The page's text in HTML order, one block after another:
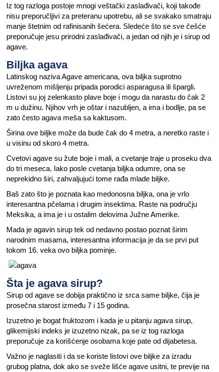
Iz tog razloga postoje mnogi veštački zaslađivači, koji takođe
nisu preporučljivi za preteranu upotrebu, ali se svakako smatraju
manje štetnim od rafinisanih šećera. Sledeće što se sve češće
preporučuje jesu prirodni zaslađivači, a jedan od njih je i sirup od
agave.
Biljka agava
Latinskog naziva Agave americana, ova biljka suprotno
uvreženom mišljenju pripada porodici asparagusa ili špargli.
Listovi su joj zelenkasto plave boje i mogu da narastu do čak 2
m u dužinu. Njihov vrh je oštar i nazubljen, a ima i bodlje, pa se
zato često agava meša sa kaktusom.
Širina ove biljke može da bude čak do 4 metra, a neretko raste i
u visinu od skoro 4 metra.
Cvetovi agave su žute boje i mali, a cvetanje traje u proseku dva
do tri meseca. Iako posle cvetanja biljka odumre, ona se
neprekidno širi, zahvaljujući tome rađa mlade biljke.
Baš zato što je poznata kao medonosna biljka, ona je vrlo
interesantna pčelama i drugim insektima. Raste na području
Meksika, a ima je i u ostalim delovima Južne Amerike.
Mada je agavin sirup tek od nedavno postao poznat širim
narodnim masama, interesantna informacija je da se prvi put
tokom 16. veka ovo biljka pominje.
Šta je agava sirup?
Sirup od agave se dobija praktično iz srca same biljke, čija je
prosečna starost između 7 i 15 godina.
Izuzetno je bogat fruktozom i kada je u pitanju agava sirup,
glikemijski indeks je izuzetno nizak, pa se iz tog razloga
preporučuje za korišćenje osobama koje pate od dijabetesa.
Važno je naglasiti i da se koriste listovi ove biljke za izradu
grubog platna, dok ako se sveže lišće agave usitni, te previje na